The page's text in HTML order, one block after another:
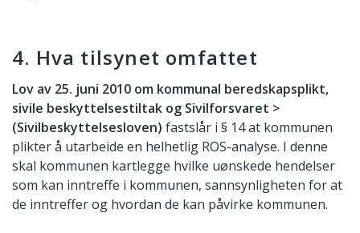
4. Hva tilsynet omfattet
Lov av 25. juni 2010 om kommunal beredskapsplikt,
sivile beskyttelsestiltak og Sivilforsvaret >
(Sivilbeskyttelsesloven) fastslår i § 14 at kommunen
plikter å utarbeide en helhetlig ROS-analyse. I denne
skal kommunen kartlegge hvilke uønskede hendelser
som kan inntreffe i kommunen, sannsynligheten for at
de inntreffer og hvordan de kan påvirke kommunen.